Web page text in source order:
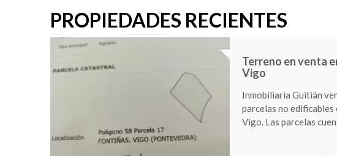
PROPIEDADES RECIENTES
Local en Venta en
Vigo
Inmobiliaria Guitián
luminoso local
en calle San Roque....